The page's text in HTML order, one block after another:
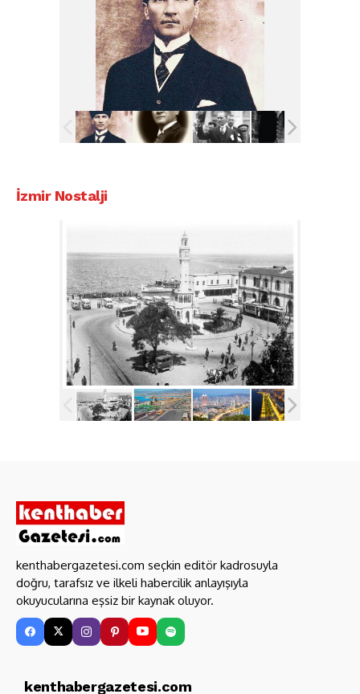
İzmir Nostalji
kenthabergazetesi.com seçkin editör kadrosuyla
doğru, tarafsız ve ilkeli habercilik anlayışıyla
okuyucularına eşsiz bir kaynak oluyor.
kenthabergazetesi.com